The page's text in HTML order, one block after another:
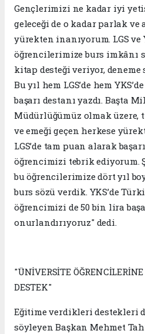
Gençlerimizi ne kadar iyi
geleceği de o kadar parlak ve
yürekten inanıyorum. LGS ve
öğrencilerimize burs imkânı
kitap desteği veriyor,
Bu yıl hem LGS’de hem
başarı destanı yazdı. Başta
Müdürlüğümüz olmak üzere,
ve emeği geçen herkese
LGS’de tam puan alarak
öğrencimizi tebrik ediyorum.
bu öğrencilerimize dört yıl
burs sözü verdik. YKS’de
öğrencimizi de 50 bin lira
onurlandırıyoruz" dedi.
"ÜNİVERSİTE
DESTEK"
Eğitime verdikleri destekleri
söyleyen Başkan Mehmet